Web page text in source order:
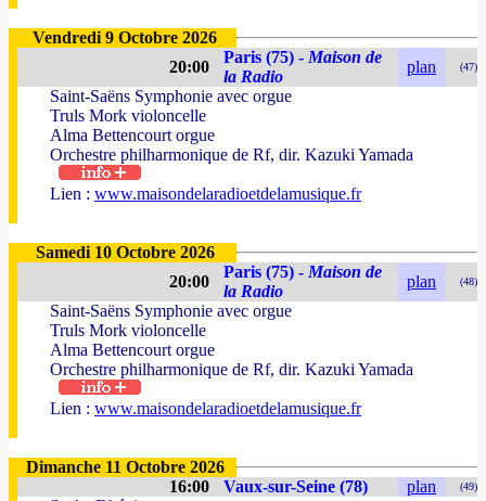
Vendredi 9 Octobre 2026
20:00
Paris (75) - Maison de
la Radio
plan (47)
Saint-Saëns Symphonie avec orgue
Truls Mork violoncelle
Alma Bettencourt orgue
Orchestre philharmonique de Rf, dir. Kazuki Yamada
Lien : www.maisondelaradioetdelamusique.fr
Samedi 10 Octobre 2026
20:00
Paris (75) - Maison de
la Radio
plan (48)
Saint-Saëns Symphonie avec orgue
Truls Mork violoncelle
Alma Bettencourt orgue
Orchestre philharmonique de Rf, dir. Kazuki Yamada
Lien : www.maisondelaradioetdelamusique.fr
Dimanche 11 Octobre 2026
16:00
Vaux-sur-Seine (78) plan (49)